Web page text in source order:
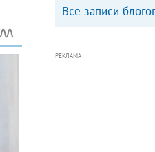
Все записи
РЕКЛАМА